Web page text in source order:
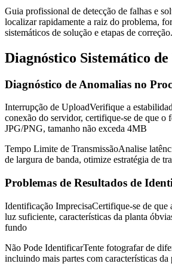
Guia profissional de detecção de falhas e
localizar rapidamente a raiz do problema,
sistemáticos de solução e etapas de correção.
Diagnóstico Sistemático de
Diagnóstico de Anomalias no
Interrupção de UploadVerifique a
conexão do servidor, certifique-se de que o
JPG/PNG, tamanho não exceda 4MB
Tempo Limite de TransmissãoAnalise
de largura de banda, otimize estratégia de
Problemas de Resultados de
Identificação ImprecisaCertifique-se de que
luz suficiente, características da planta
fundo
Não Pode IdentificarTente fotografar de
incluindo mais partes com características da